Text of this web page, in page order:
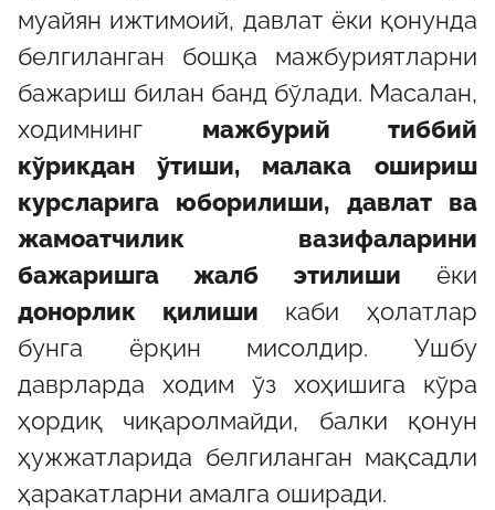
муайян ижтимоий, давлат ёки қонунда
белгиланган бошқа мажбуриятларни
бажариш билан банд бўлади. Масалан,
ходимнинг мажбурий тиббий
кўрикдан ўтиши, малака ошириш
курсларига юборилиши, давлат ва
жамоатчилик вазифаларини
бажаришга жалб этилиши ёки
донорлик қилиши каби ҳолатлар
бунга ёрқин мисолдир. Ушбу
даврларда ходим ўз хоҳишига кўра
ҳордиқ чиқаролмайди, балки қонун
ҳужжатларида белгиланган мақсадли
ҳаракатларни амалга оширади.